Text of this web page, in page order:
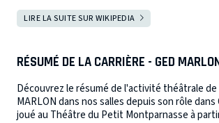
LIRE LA SUITE SUR WIKIPEDIA
RÉSUMÉ DE LA CARRIÈRE - GED
Découvrez le résumé de l'activité théâtrale
MARLON dans nos salles depuis son rôle dans
joué au Théâtre du Petit Montparnasse à